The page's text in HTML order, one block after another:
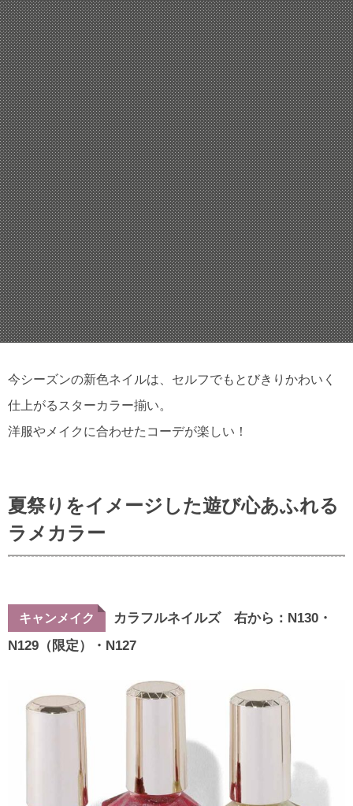
今シーズンの新色ネイルは、セルフでもとびきりかわいく
仕上がるスターカラー揃い。
洋服やメイクに合わせたコーデが楽しい！
夏祭りをイメージした遊び心あふれる
ラメカラー
キャンメイク
カラフルネイルズ 右から：N130・
N129（限定）・N127